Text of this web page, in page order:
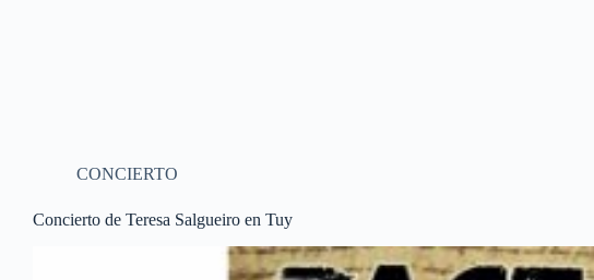
CONCIERTO
Concierto de Teresa Salgueiro en Tuy